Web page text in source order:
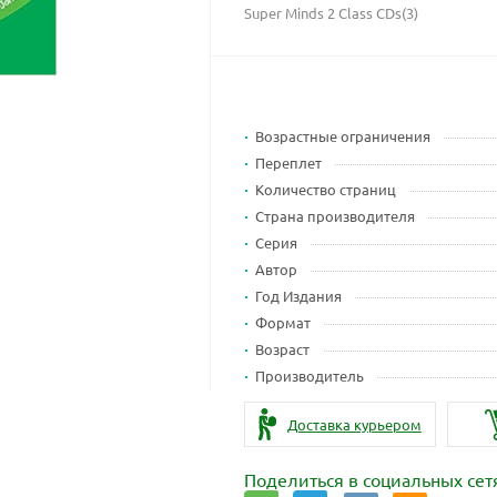
Super Minds 2 Class CDs(3)
Возрастные ограничения
Переплет
Количество страниц
Страна производителя
Серия
Автор
Год Издания
Формат
Возраст
Производитель
Доставка курьером
Поделиться в социальных